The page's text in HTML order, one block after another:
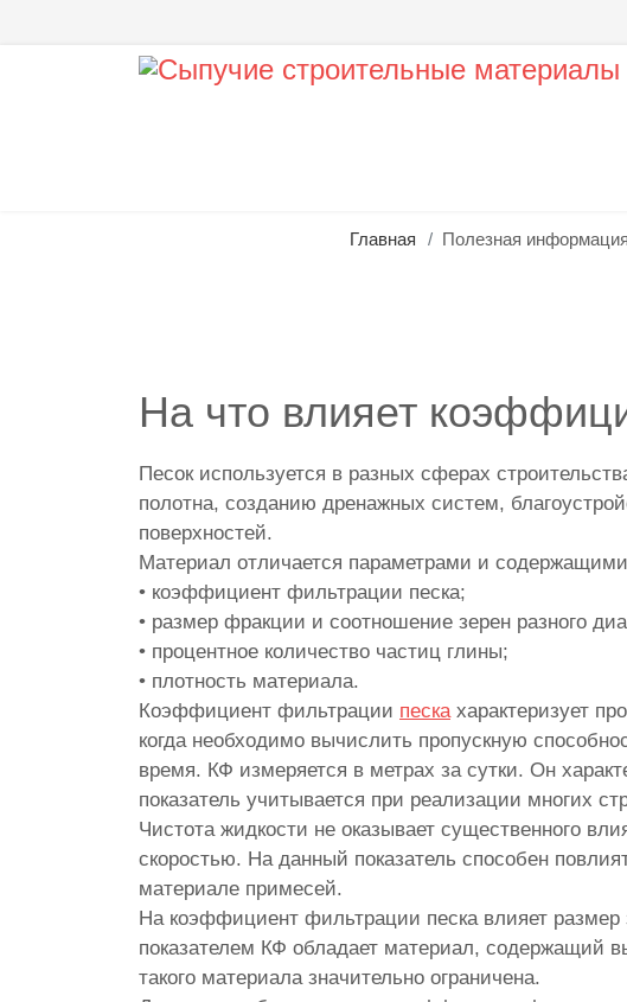
Главная Полезная информация
На что влияет
Песок используется в разных сферах
полотна, созданию дренажных систем,
поверхностей.
Материал отличается параметрами и
• коэффициент фильтрации песка;
• размер фракции и соотношение зерен разного
• процентное количество частиц глины;
• плотность материала.
Коэффициент фильтрации пескахарактеризует
когда необходимо вычислить пропускную
время. КФ измеряется в метрах за сутки. Он
показатель учитывается при реализации многих
Чистота жидкости не оказывает существенного
скоростью. На данный показатель способен
материале примесей.
На коэффициент фильтрации песка влияет
показателем КФ обладает материал, содержащий
такого материала значительно ограничена.